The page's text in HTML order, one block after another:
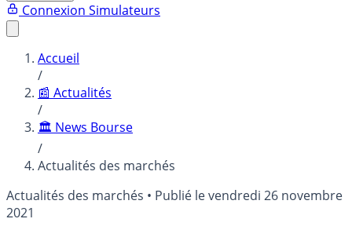
Connexion Simulateurs
Accueil
/
📰 Actualités
/
🏛️ News Bourse
/
Actualités des marchés
Actualités des marchés • Publié levendredi 26 novembre
2021